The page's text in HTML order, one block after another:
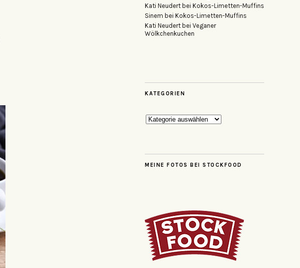
Kati Neudert bei Kokos-Limetten-Muffins
Sinem bei Kokos-Limetten-Muffins
Kati Neudert bei Veganer
Wölkchenkuchen
KATEGORIEN
Kategorien
MEINE FOTOS BEI STOCKFOOD